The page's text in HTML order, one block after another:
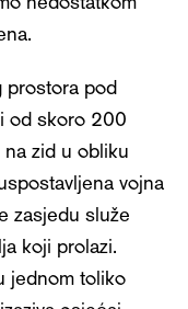
prostora pod
od skoro 200
zid u obliku
vojna
zasjedu služe
koji prolazi.
jednom toliko